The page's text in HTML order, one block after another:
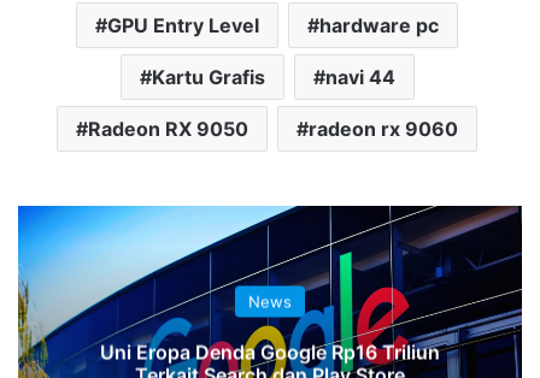
GPU Entry Level hardware pc
Kartu Grafis navi 44
Radeon RX 9050 radeon rx 9060
News
Uni Eropa Denda Google Rp16 Triliun